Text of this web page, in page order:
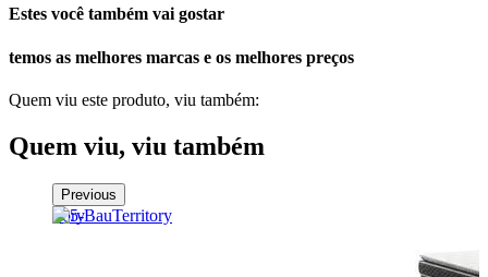
Estes você também vai gostar
temos as melhores marcas e os melhores preços
Quem viu este produto, viu também:
Quem viu, viu também
Previous